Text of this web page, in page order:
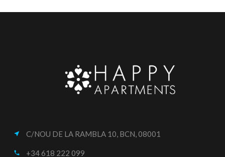
near_me C/NOU DE LA RAMBLA 10, BCN, 08001
call +34 618 222 099